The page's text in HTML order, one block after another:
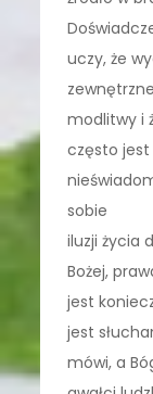
uczy, że
modlitwy i
często
sobie
iluzji życia
Bożej,
jest
jest
mówi, a